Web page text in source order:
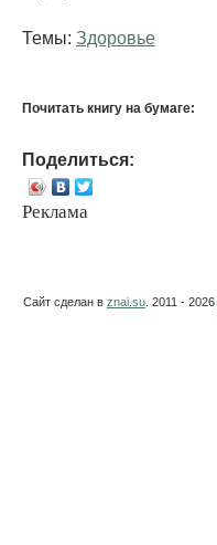
Темы: Здоровье
Почитать книгу на бумаге:
Поделиться:
Реклама
Сайт сделан в znai.su . 2011 - 2026